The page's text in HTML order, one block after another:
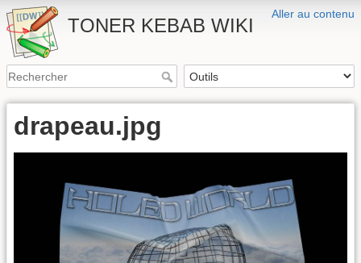
Aller au contenu
TONER KEBAB WIKI
drapeau.jpg